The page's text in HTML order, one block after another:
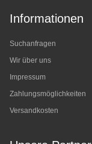
Informationen
Suchanfragen
Wir über uns
Impressum
Zahlungsmöglichkeiten
Versandkosten